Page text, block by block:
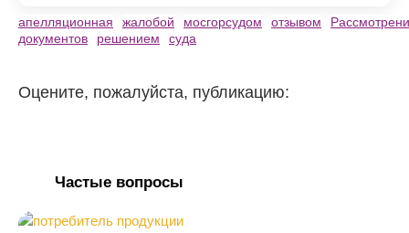
апелляционная жалобой мосгорсудом отзывом
документов
решением суда
Оцените, пожалуйста, публикацию:
Частые вопросы